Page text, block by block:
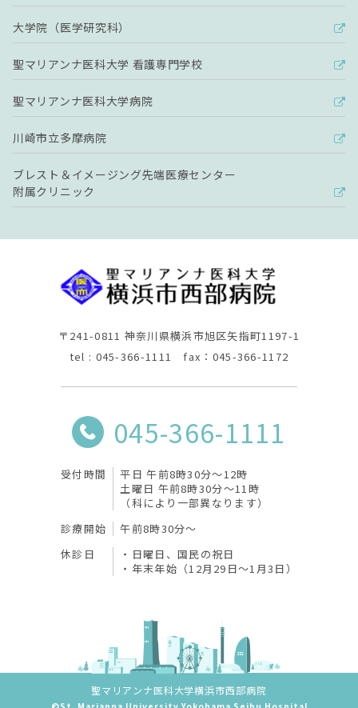
大学院（医学研究科）
聖マリアンナ医科大学 看護専門学校
聖マリアンナ医科大学病院
川崎市立多摩病院
ブレスト＆イメージング先端医療センター
附属クリニック
〒241-0811 神奈川県横浜市旭区矢指町1197-1
tel : 045-366-1111 fax：045-366-1172
045-366-1111
受付時間
平日 午前8時30分〜12時
土曜日 午前8時30分〜11時
（科により一部異なります）
診療開始
午前8時30分〜
休診日
日曜日、国民の祝日
年末年始（12月29日～1月3日）
聖マリアンナ医科大学横浜市西部病院